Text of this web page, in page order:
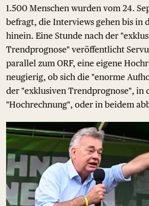
1.500 Menschen wurden vom 24.
befragt, die Interviews gehen bis in
hinein. Eine Stunde nach der
Trendprognose" veröffentlicht
parallel zum ORF, eine eigene
neugierig, ob sich die "enorme
der "exklusiven Trendprognose", in
"Hochrechnung", oder in beidem